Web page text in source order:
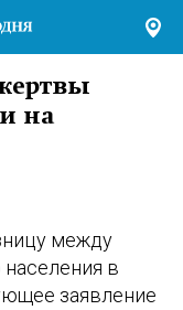
на
между
в
заявление